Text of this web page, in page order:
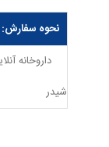
نحوه سفارش:
داروخانه
شیدر